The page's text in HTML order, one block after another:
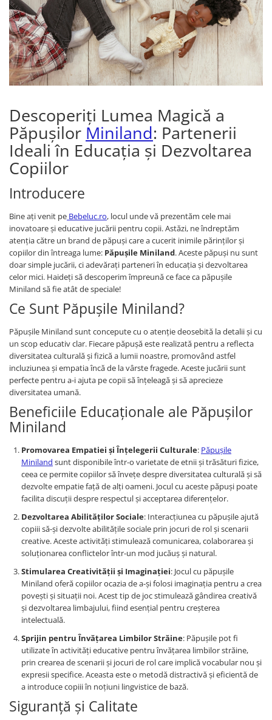
Nisip kinetic
Jucarii interactive
Proiector pentru copii
Instrumente muzicale pentru copii
Caruseluri muzicale
Joc de rol
Bucatarii pentru copii
Banc de lucru pentru copii
Papusi de mana
Casa de papusi
Costum Halloween Copii
Papusi si Bebelusi Reborn
Animale de jucarie
Jucarii cu Dinozauri
Figurine cu animale domestice
Figurine plus
Jucarii Montessori
Nevoi speciale si sindrom Down
Jucarii cu alfabet
Jucarii cu cifre
Seturi Numberblocks
Jucarii de motricitate
Jucarii fructe si legume
Puzzle-uri
Puzzle clasic
Puzzle incastru
Puzzle de podea
IQ puzzle
Jucarii bebelusi
Jucarii de baie
Zornaitoare
Jucarii dentitie
Jucarii senzoriale
Jucarii motrice pentru bebelusi
Saltele de activitati pentru bebe
Jucarii de sortat
Jucarii muzicale bebelusi
Puzzle bebelusi
Cadou copii 8 ani
Cadou copii 9 ani
Cadou copii 10 ani
Cadou copii 11 ani
Cadou copii 12 ani
Descoperiți Lumea Magică a
Păpușilor Miniland: Partenerii
Ideali în Educația și Dezvoltarea
Copiilor
Introducere
Bine ați venit pe Bebeluc.ro, locul unde vă prezentăm cele mai
inovatoare și educative jucării pentru copii. Astăzi, ne îndreptăm
atenția către un brand de păpuși care a cucerit inimile părinților și
copiilor din întreaga lume: Păpușile Miniland. Aceste păpuși nu sunt
doar simple jucării, ci adevărați parteneri în educația și dezvoltarea
celor mici. Haideți să descoperim împreună ce face ca păpușile
Miniland să fie atât de speciale!
Ce Sunt Păpușile Miniland?
Păpușile Miniland sunt concepute cu o atenție deosebită la detalii și cu
un scop educativ clar. Fiecare păpușă este realizată pentru a reflecta
diversitatea culturală și fizică a lumii noastre, promovând astfel
incluziunea și empatia încă de la vârste fragede. Aceste jucării sunt
perfecte pentru a-i ajuta pe copii să înțeleagă și să aprecieze
diversitatea umană.
Beneficiile Educaționale ale Păpușilor
Miniland
Promovarea Empatiei și Înțelegerii Culturale: Păpușile
Miniland sunt disponibile într-o varietate de etnii și trăsături fizice,
ceea ce permite copiilor să învețe despre diversitatea culturală și să
dezvolte empatie față de alți oameni. Jocul cu aceste păpuși poate
facilita discuții despre respectul și acceptarea diferențelor.
Dezvoltarea Abilităților Sociale: Interacțiunea cu păpușile ajută
copiii să-și dezvolte abilitățile sociale prin jocuri de rol și scenarii
creative. Aceste activități stimulează comunicarea, colaborarea și
soluționarea conflictelor într-un mod jucăuș și natural.
Stimularea Creativității și Imaginației: Jocul cu păpușile
Miniland oferă copiilor ocazia de a-și folosi imaginația pentru a crea
povești și situații noi. Acest tip de joc stimulează gândirea creativă
și dezvoltarea limbajului, fiind esențial pentru creșterea
intelectuală.
Sprijin pentru Învățarea Limbilor Străine: Păpușile pot fi
utilizate în activități educative pentru învățarea limbilor străine,
prin crearea de scenarii și jocuri de rol care implică vocabular nou și
expresii specifice. Aceasta este o metodă distractivă și eficientă de
a introduce copiii în noțiuni lingvistice de bază.
Siguranță și Calitate